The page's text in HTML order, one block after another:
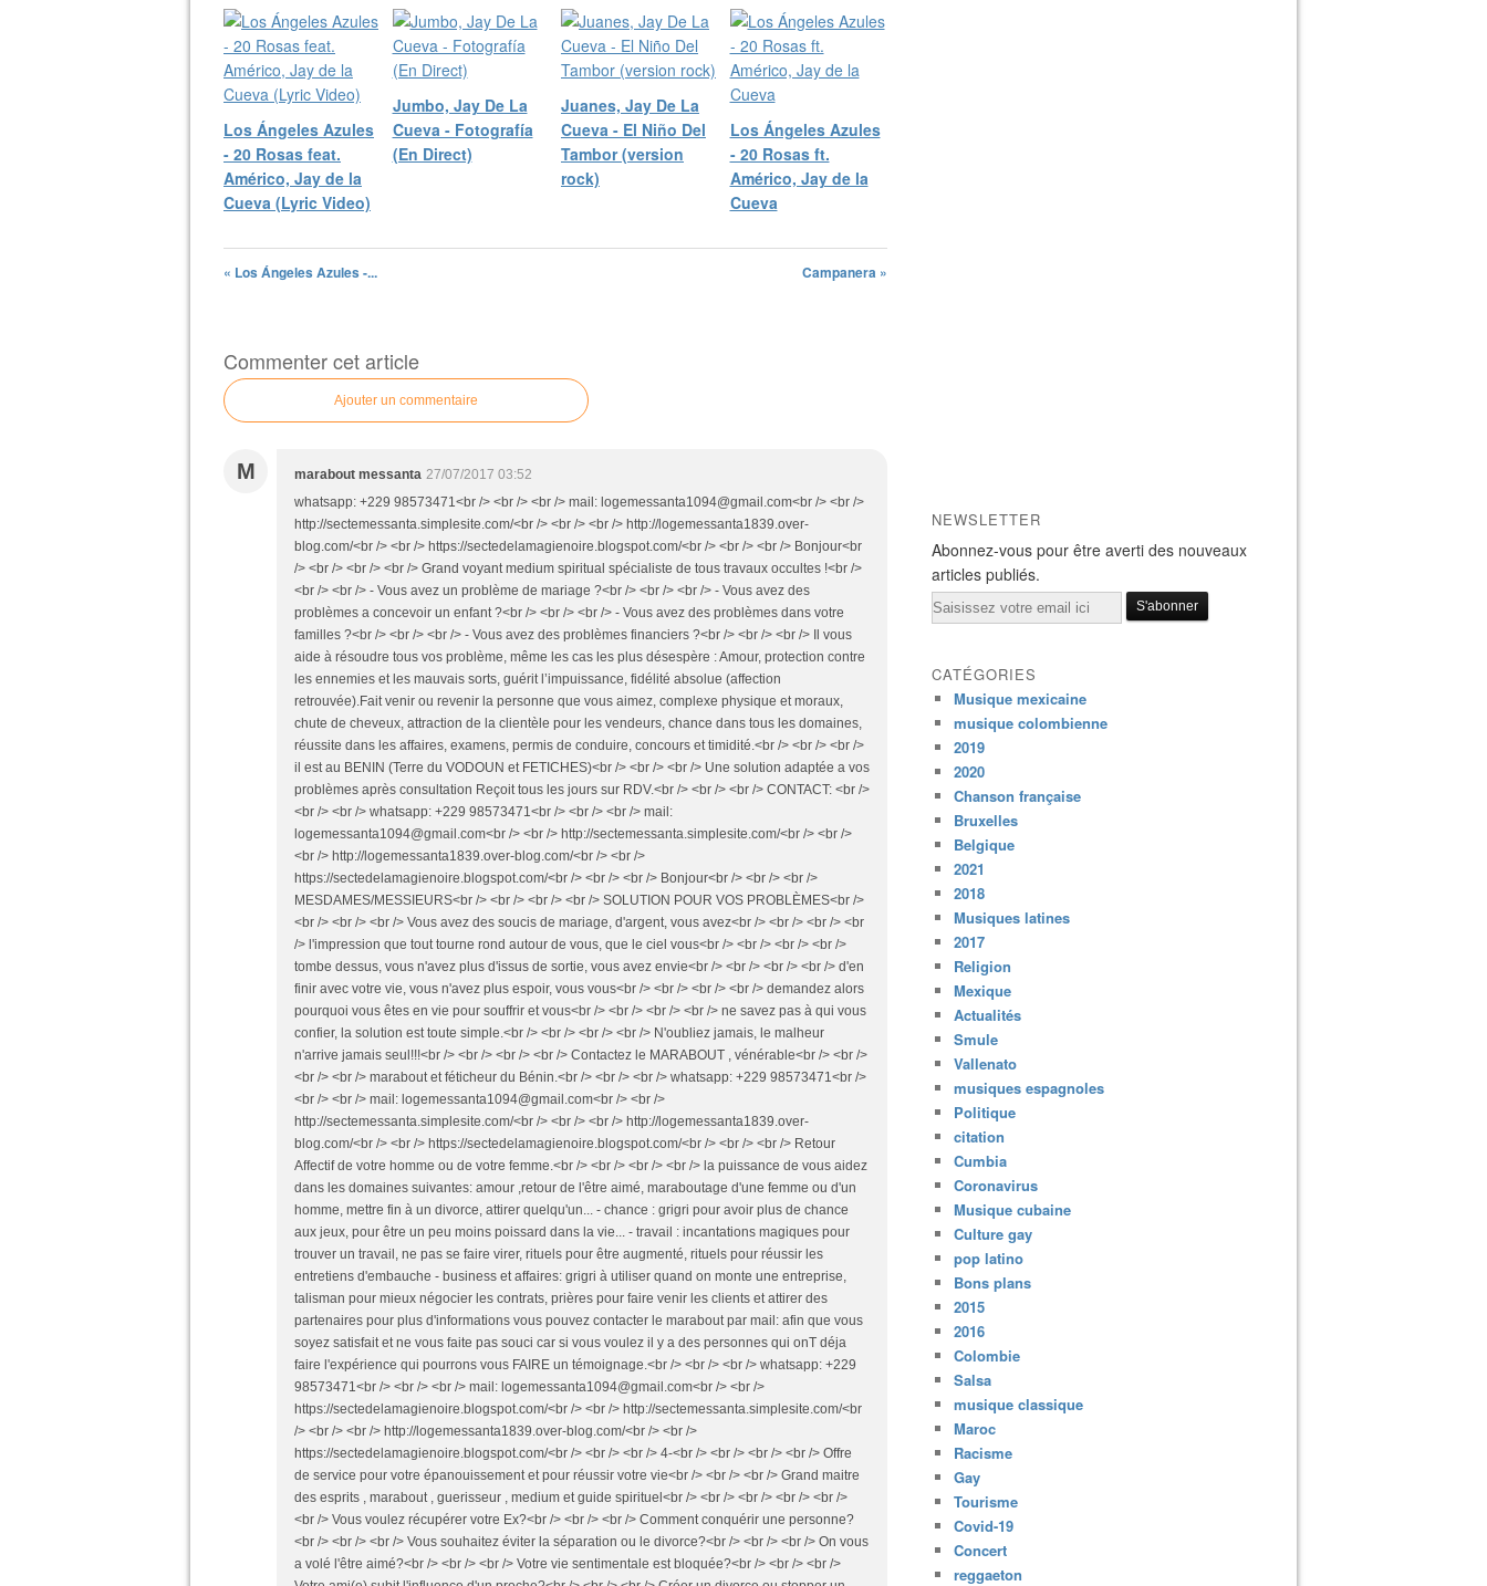
Los Ángeles Azules
- 20 Rosas feat.
Américo, Jay de la
Cueva (Lyric Video)
Jumbo, Jay De La
Cueva - Fotografía
(En Direct)
Juanes, Jay De La
Cueva - El Niño Del
Tambor (version
rock)
Los Ángeles Azules
- 20 Rosas ft.
Américo, Jay de la
Cueva
« Los Ángeles Azules -... Campanera »
Commenter cet article
Ajouter un commentaire
M marabout messanta 27/07/2017 03:52
whatsapp: +229 98573471<br /> <br /> <br /> mail: logemessanta1094@gmail.com<br /> <br /> http://sectemessanta.simplesite.com/<br /> <br /> <br /> http://logemessanta1839.over-blog.com/<br /> <br /> https://sectedelamagienoire.blogspot.com/<br /> <br /> <br /> Bonjour<br /> <br /> <br /> <br /> Grand voyant medium spiritual spécialiste de tous travaux occultes !<br /> <br /> <br /> - Vous avez un problème de mariage ?<br /> <br /> <br /> - Vous avez des problèmes a concevoir un enfant ?<br /> <br /> <br /> - Vous avez des problèmes dans votre familles ?<br /> <br /> <br /> - Vous avez des problèmes financiers ?<br /> <br /> <br /> Il vous aide à résoudre tous vos problème, même les cas les plus désespère : Amour, protection contre les ennemies et les mauvais sorts, guérit l’impuissance, fidélité absolue (affection retrouvée).Fait venir ou revenir la personne que vous aimez, complexe physique et moraux, chute de cheveux, attraction de la clientèle pour les vendeurs, chance dans tous les domaines, réussite dans les affaires, examens, permis de conduire, concours et timidité.<br /> <br /> <br /> il est au BENIN (Terre du VODOUN et FETICHES)<br /> <br /> <br /> Une solution adaptée a vos problèmes après consultation Reçoit tous les jours sur RDV.<br /> <br /> <br /> CONTACT: <br /> <br /> <br /> whatsapp: +229 98573471<br /> <br /> <br /> mail: logemessanta1094@gmail.com<br /> <br /> http://sectemessanta.simplesite.com/<br /> <br /> <br /> http://logemessanta1839.over-blog.com/<br /> <br /> https://sectedelamagienoire.blogspot.com/<br /> <br /> <br /> Bonjour<br /> <br /> <br /> MESDAMES/MESSIEURS<br /> <br /> <br /> <br /> SOLUTION POUR VOS PROBLÈMES<br /> <br /> <br /> <br /> Vous avez des soucis de mariage, d'argent, vous avez<br /> <br /> <br /> <br /> l'impression que tout tourne rond autour de vous, que le ciel vous<br /> <br /> <br /> <br /> tombe dessus, vous n'avez plus d'issus de sortie, vous avez envie<br /> <br /> <br /> <br /> d'en finir avec votre vie, vous n'avez plus espoir, vous vous<br /> <br /> <br /> <br /> demandez alors pourquoi vous êtes en vie pour souffrir et vous<br /> <br /> <br /> <br /> ne savez pas à qui vous confier, la solution est toute simple.<br /> <br /> <br /> <br /> N'oubliez jamais, le malheur n'arrive jamais seul!!!<br /> <br /> <br /> <br /> Contactez le MARABOUT , vénérable<br /> <br /> <br /> <br /> marabout et féticheur du Bénin.<br /> <br /> <br /> whatsapp: +229 98573471<br /> <br /> <br /> mail: logemessanta1094@gmail.com<br /> <br /> http://sectemessanta.simplesite.com/<br /> <br /> <br /> http://logemessanta1839.over-blog.com/<br /> <br /> https://sectedelamagienoire.blogspot.com/<br /> <br /> <br /> Retour Affectif de votre homme ou de votre femme.<br /> <br /> <br /> <br /> la puissance de vous aidez dans les domaines suivantes: amour ,retour de l'être aimé, maraboutage d'une femme ou d'un homme, mettre fin à un divorce, attirer quelqu'un... - chance : grigri pour avoir plus de chance aux jeux, pour être un peu moins poissard dans la vie... - travail : incantations magiques pour trouver un travail, ne pas se faire virer, rituels pour être augmenté, rituels pour réussir les entretiens d'embauche - business et affaires: grigri à utiliser quand on monte une entreprise, talisman pour mieux négocier les contrats, prières pour faire venir les clients et attirer des partenaires pour plus d'informations vous pouvez contacter le marabout par mail: afin que vous soyez satisfait et ne vous faite pas souci car si vous voulez il y a des personnes qui onT déja faire l'expérience qui pourrons vous FAIRE un témoignage.<br /> <br /> <br /> whatsapp: +229 98573471<br /> <br /> <br /> mail: logemessanta1094@gmail.com<br /> <br /> https://sectedelamagienoire.blogspot.com/<br /> <br /> http://sectemessanta.simplesite.com/<br /> <br /> <br /> http://logemessanta1839.over-blog.com/<br /> <br /> https://sectedelamagienoire.blogspot.com/<br /> <br /> <br /> 4-<br /> <br /> <br /> <br /> Offre de service pour votre épanouissement et pour réussir votre vie<br /> <br /> <br /> Grand maitre des esprits , marabout , guerisseur , medium et guide spirituel<br /> <br /> <br /> <br /> <br /> <br /> Vous voulez récupérer votre Ex?<br /> <br /> <br /> Comment conquérir une personne?<br /> <br /> <br /> Vous souhaitez éviter la séparation ou le divorce?<br /> <br /> <br /> On vous a volé l'être aimé?<br /> <br /> <br /> Votre vie sentimentale est bloquée?<br /> <br /> <br /> Votre ami(e) subit l'influence d'un proche?<br /> <br /> <br /> Créer un divorce ou stopper un divorce?<br /> <br /> <br /> Vous rechercher un emploi?<br /> <br /> <br /> Vous avez des difficultés financières?<br /> <br /> <br /> Vous avez des problèmes sentimentaux ou sociaux?<br /> <br /> <br /> Vous voulez en finir avec l'infidélité?<br /> <br /> <br /> Vous voulez stopper la jalousie?<br /> <br /> <br /> Vous voulez stopper la malchance?<br /> <br /> <br /> Vous ne voulez plus avoir peur?<br /> <br /> <br /> Vous voulez réussir vos affaires , agrandir votre entreprises et trouver de bon marché et partenaires?<br /> <br /> <br /> Vous voulez trouver un bon travail?<br /> <br /> <br /> Vous voulez que tout vous soit facile?<br /> <br /> <br /> Vous voulez attirer l'argent?<br /> <br /> <br /> Vous voulez avoir la chance aux jeux?<br /> <br /> <br /> Vous avez l'impuissance , l'infertilité?<br /> <br /> <br /> Vous souffrez de maladie grave et inconnue, même cas désespéré?<br /> <br /> <br /> Vous voulez envoûter une personne?<br /> <br /> <br /> Vous voulez protéger votre couple ou votre famille?<br /> <br /> <br /> Vous voulez être attirer par beaucoup d'homme ou femme?<br /> <br /> <br /> Vous voulez payer vos dettes?<br /> <br /> <br /> Vous voulez faire pacte avec le diable pour la gloire et la richesse?<br /> <br /> <br /> Autres problèmes ?<br /> <br /> <br /> <br /> Ne restez pas dans l'angoisse car il n'y a pas de problème sans solution rapide et durable avec moi.<br /> <br /> <br /> Mes Rituels attireront vers vous l'argent et la chance dans toutes vos affaires et une réussite totale dans votre vie, ce sont des rituels simples et rapides.<br /> <br /> <br /> Je permet aux commerçants d'augmenter leurs chiffres d'affaires.Il suffit juste de suivre mes instructions et de faire ce que je vous demande et les résultats sont rapides et durables.<br /> <br /> <br /> Ne restez pas dans le noir sans savoir ce qui vous arrive. <br /> <br /> <br /> J'ai apporté beaucoup d'aide et de succès dans la vie de milliers de gens à travers le monde par ma puissance spirituel.<br /> <br /> <br /> <br /> Contactez le grand marabout :<br /> <br /> <br /> whatsapp: +229 98573471<br /> <br /> <br /> mail: logemessanta1094@gmail.com<br /> <br /> http://sectemessanta.simplesite.com/<br /> <br /> <br /> http://logemessanta1839.over-blog.com/<br /> <br /> https://sectedelamagienoire.blogspot.com/<br /> <br /> <br /> <br /> OFFRE DE SERVICE POUR REUSSIR VOTRE VIE<br /> <br /> <br /> <br /> Grand maitre des esprits , marabout , guerisseur , medium et guide spirituel<br /> <br /> <br /> <br /> <br /> mail: <br /> <br /> <br /> <br /> Retour de l'être aimé<br /> <br /> <br /> Retour d'affection en trois jours<br /> <br /> <br /> Portefeuille magique<br /> <br /> <br /> Bague magique<br /> <br /> <br /> réussir vos affaires , agrandir votre entreprises et trouver de bon marché et partenaires?<br /> <br /> <br /> Devenir star<br /> <br /> <br /> Gagner aux jeux de hasard<br /> <br /> <br /> trouver un bon travail?<br /> <br /> <br /> Avoir la promotion au travail<br /> <br /> <br /> Avancement au bureau<br /> <br /> <br /> Envoûtements<br /> <br /> <br /> Affaire, crise conjugale<br /> <br /> <br /> Dés-envoûtement<br /> <br /> <br /> Protection contre les esprits maléfices<br /> <br /> <br /> Protection contre les mauvais sorts<br /> <br /> <br /> Chance au boulot évolution de poste au boulot<br /> <br /> <br /> Chance en amour<br /> <br /> <br /> Chance partout<br /> <br /> <br /> La puissance sexuelle.<br /> <br /> <br /> Abandon de la cigarette et de l'alcool<br /> <br /> <br /> Amulette contre accident<br /> <br /> <br /> Poudre amaigrissement<br /> <br /> <br /> payer vos dettes<br /> <br /> <br /> faire pacte avec le diable pour la gloire et la richesse<br /> <br /> <br /> Résultat très efficaces. Travail très rapide et double efficacité.<br /> <br /> <br /> <br /> Plus de soucis à vous faire,le grand marabout voyant médium est<br /> <br /> <br /> la solution à tous vos problèmes.<br /> <br /> <br /> <br /> Contactez le grand marabout <br /> <br /> <br /> whatsapp: +229 98573471<br /> <br /> <br /> mail: logemessanta1094@gmail.com<br /> <br /> http://sectemessanta.simplesite.com/<br /> <br /> <br /> http://logemessanta1839.over-blog.com/<br /> <br /> https://sectedelamagienoire.blogspot.com/<br /> <br /> <br /> si vous voulez mettre un terme à vos souffrances, vos difficultés<br /> <br /> <br /> si vous voulez devenir très riche et très puissant pour que tout ce<br /> <br /> <br /> que vous voulez vous réussisse<br /> <br /> <br /> si vous voulez vous mettre sous la protection des grandes puissances<br /> <br /> <br /> occultes de l'eau-delà,<br /> <br /> <br /> des génies,de esprits bienfaits pour ne plus rencontrer la malchance<br /> <br /> <br /> dans vos projets,le malheur...<br /> <br /> <br /> si vous voulez être à l'abri des mauvais esprits,des démons,de<br /> <br /> <br /> sorciers,des maléfices,<br /> <br /> <br /> si vous voulez être heureux,gagner aux jeux hasard (loto PMU sport poker....)<br /> <br /> <br /> si vous souffrez d'u
NEWSLETTER
Abonnez-vous pour être averti des nouveaux
articles publiés.
Email
CATÉGORIES
Musique mexicaine
musique colombienne
2019
2020
Chanson française
Bruxelles
Belgique
2021
2018
Musiques latines
2017
Religion
Mexique
Actualités
Smule
Vallenato
musiques espagnoles
Politique
citation
Cumbia
Coronavirus
Musique cubaine
Culture gay
pop latino
Bons plans
2015
2016
Colombie
Salsa
musique classique
Maroc
Racisme
Gay
Tourisme
Covid-19
Concert
reggaeton